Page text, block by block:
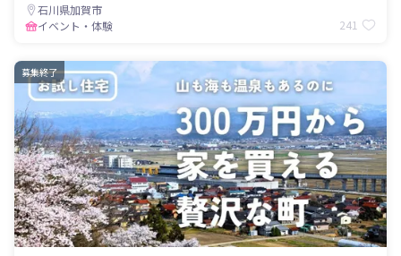
石川県加賀市
イベント・体験
241
募集終了